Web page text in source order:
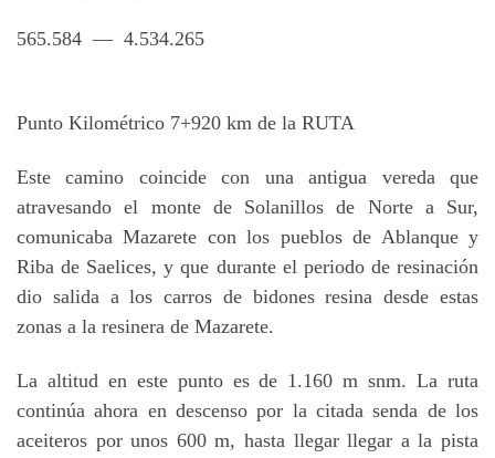
565.584 — 4.534.265
Punto Kilométrico 7+920 km de la RUTA
Este camino coincide con una antigua vereda que
atravesando el monte de Solanillos de Norte a Sur,
comunicaba Mazarete con los pueblos de Ablanque y
Riba de Saelices, y que durante el periodo de resinación
dio salida a los carros de bidones resina desde estas
zonas a la resinera de Mazarete.
La altitud en este punto es de 1.160 m snm. La ruta
continúa ahora en descenso por la citada senda de los
aceiteros por unos 600 m, hasta llegar llegar a la pista